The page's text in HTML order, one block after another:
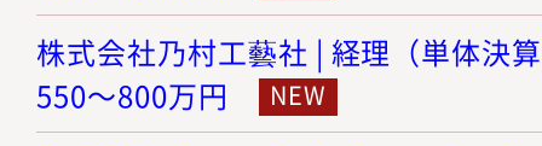
株式会社乃村工藝社 | 経理（単体決
550～800万円